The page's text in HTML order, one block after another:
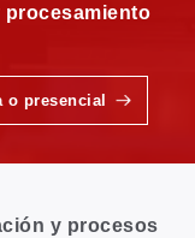
o presencial
y procesos